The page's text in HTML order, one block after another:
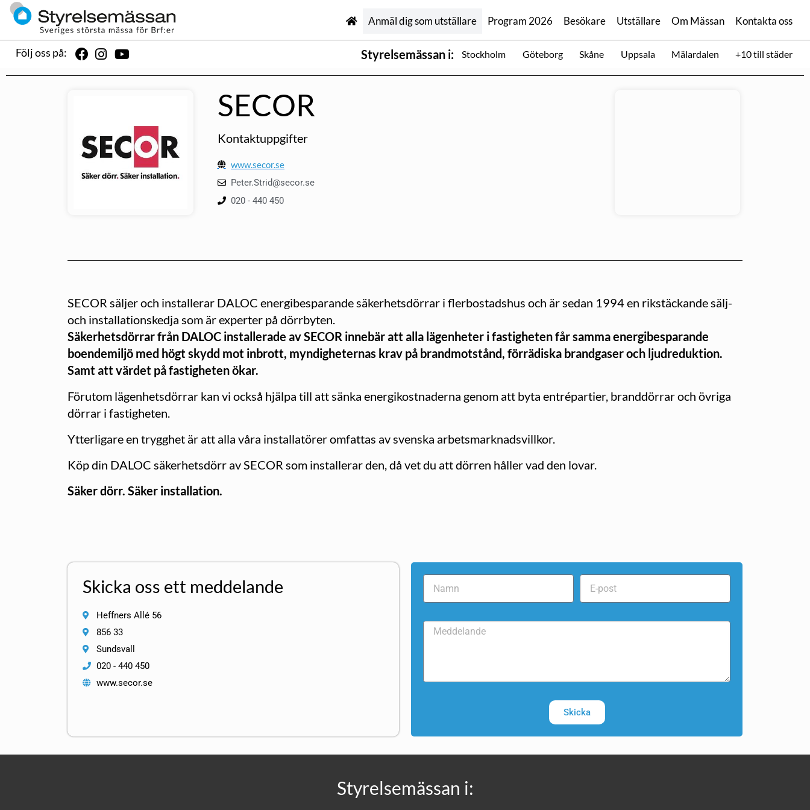
Anmäl dig som utställare Program 2026 Besökare Utställare Om Mässan Kontakta oss
Följ oss på: Styrelsemässan i: Stockholm Göteborg Skåne Uppsala Mälardalen +10 till städer
SECOR
Kontaktuppgifter
www.secor.se
Peter.Strid@secor.se
020 - 440 450
SECOR säljer och installerar DALOC energibesparande säkerhetsdörrar i flerbostadshus och är sedan 1994 en rikstäckande sälj-
och installationskedja som är experter på dörrbyten.
Säkerhetsdörrar från DALOC installerade av SECOR innebär att alla lägenheter i fastigheten får samma energibesparande
boendemiljö med högt skydd mot inbrott, myndigheternas krav på brandmotstånd, förrädiska brandgaser och ljudreduktion.
Samt att värdet på fastigheten ökar.
Förutom lägenhetsdörrar kan vi också hjälpa till att sänka energikostnaderna genom att byta entrépartier, branddörrar och övriga
dörrar i fastigheten.
Ytterligare en trygghet är att alla våra installatörer omfattas av svenska arbetsmarknadsvillkor.
Köp din DALOC säkerhetsdörr av SECOR som installerar den, då vet du att dörren håller vad den lovar.
Säker dörr. Säker installation.
Skicka oss ett meddelande
Heffners Allé 56
856 33
Sundsvall
020 - 440 450
www.secor.se
Skicka
Styrelsemässan i: